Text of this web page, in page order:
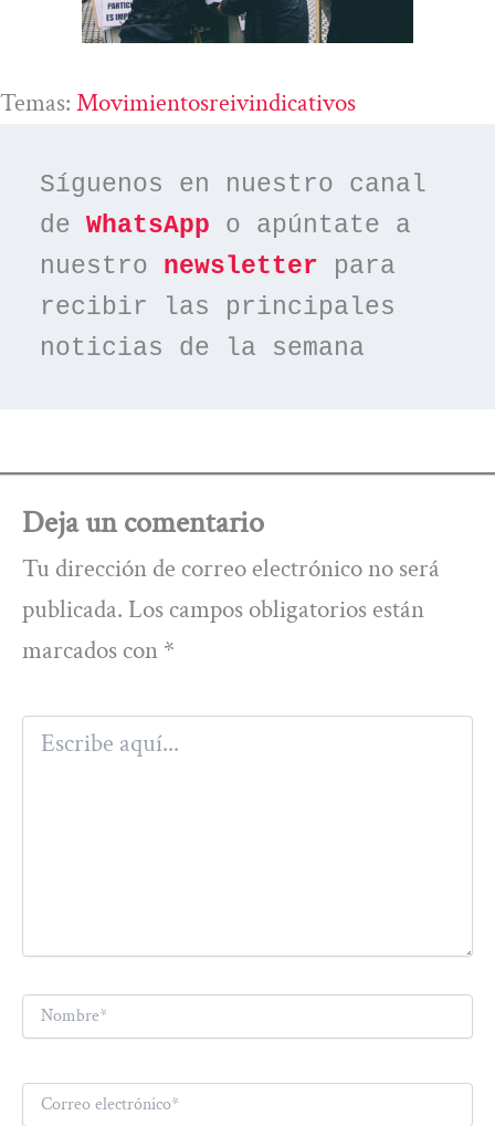
Temas: Movimientosreivindicativos
Síguenos en nuestro canal
de WhatsApp o apúntate a
nuestro newsletter para
recibir las principales
noticias de la semana
Deja un comentario
Tu dirección de correo electrónico no será
publicada. Los campos obligatorios están
marcados con *
Escribe
aquí...
Nombre*
Correo
electrónico*